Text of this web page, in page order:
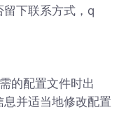
下联系方式，q
的配置文件时出
并适当地修改配置